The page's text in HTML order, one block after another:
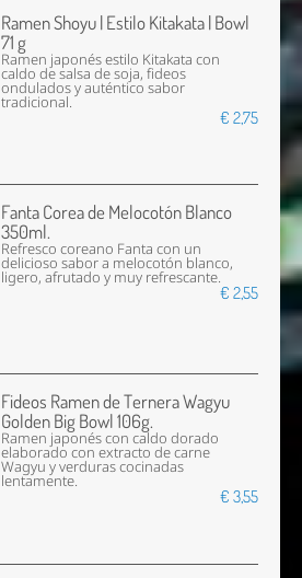
Ramen Shoyu | Estilo Kitakata | Bowl
71 g
Ramen japonés estilo Kitakata con
caldo de salsa de soja, fideos
ondulados y auténtico sabor
tradicional.
€ 2,75
Fanta Corea de Melocotón Blanco
350ml.
Refresco coreano Fanta con un
delicioso sabor a melocotón blanco,
ligero, afrutado y muy refrescante.
€ 2,55
Fideos Ramen de Ternera Wagyu
Golden Big Bowl 106g.
Ramen japonés con caldo dorado
elaborado con extracto de carne
Wagyu y verduras cocinadas
lentamente.
€ 3,55